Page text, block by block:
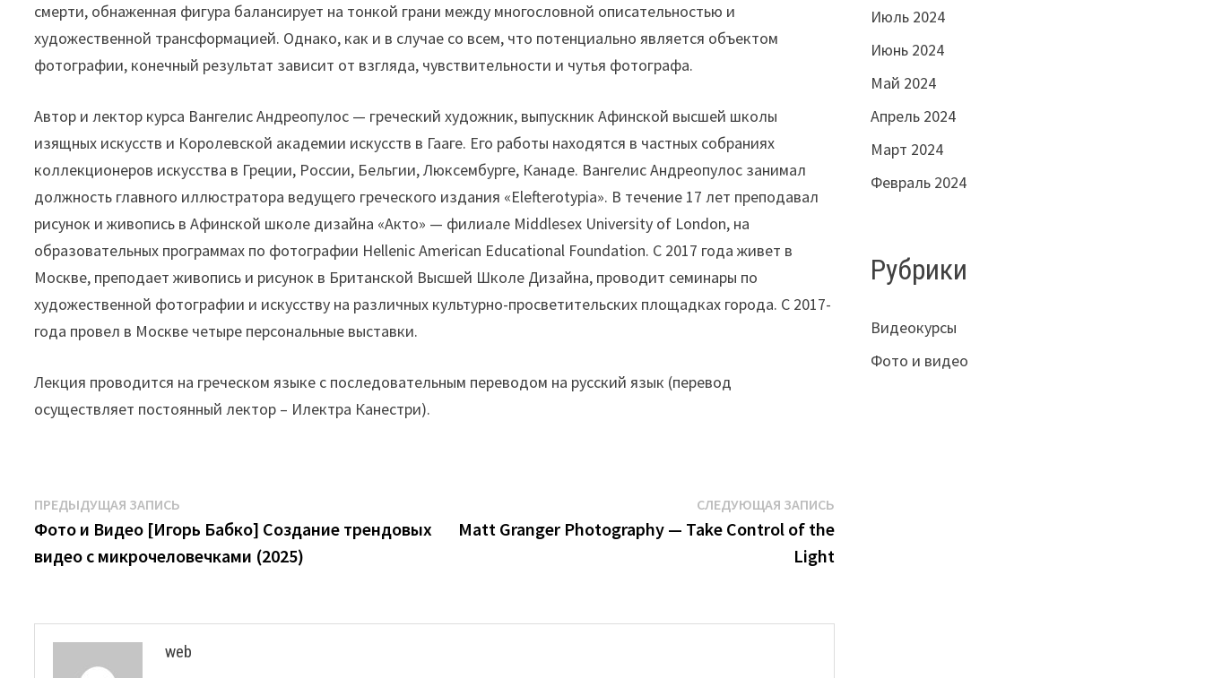
смерти, обнаженная фигура балансирует на тонкой грани между многословной описательностью и
художественной трансформацией. Однако, как и в случае со всем, что потенциально является объектом
фотографии, конечный результат зависит от взгляда, чувствительности и чутья фотографа.
Автор и лектор курса Вангелис Андреопулос — греческий художник, выпускник Афинской высшей школы
изящных искусств и Королевской академии искусств в Гааге. Его работы находятся в частных собраниях
коллекционеров искусства в Греции, России, Бельгии, Люксембурге, Канаде. Вангелис Андреопулос занимал
должность главного иллюстратора ведущего греческого издания «Elefterotypia». В течение 17 лет преподавал
рисунок и живопись в Афинской школе дизайна «Акто» — филиале Middlesex University of London, на
образовательных программах по фотографии Ηellenic American Educational Foundation. C 2017 года живет в
Москве, преподает живопись и рисунок в Британской Высшей Школе Дизайна, проводит семинары по
художественной фотографии и искусству на различных культурно-просветительских площадках города. С 2017-
года провел в Москве четыре персональные выставки.
Лекция проводится на греческом языке с последовательным переводом на русский язык (перевод
осуществляет постоянный лектор – Илектра Канестри).
Навигация
по
записям
ПРЕДЫДУЩАЯ ЗАПИСЬ
запись:
Фото и Видео [Игорь Бабко] Создание трендовых
видео с микрочеловечками (2025)
СЛЕДУЮЩАЯ ЗАПИСЬСледующая
запись:
Matt Granger Photography — Take Control of the
Light
web
Июль 2024
Июнь 2024
Май 2024
Апрель 2024
Март 2024
Февраль 2024
Рубрики
Видеокурсы
Фото и видео